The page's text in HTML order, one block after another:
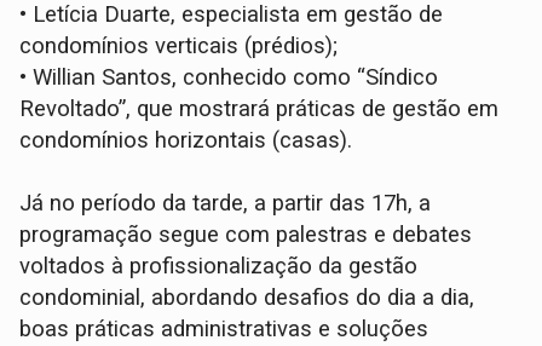
• Letícia Duarte, especialista em gestão de
condomínios verticais (prédios);
• Willian Santos, conhecido como “Síndico
Revoltado”, que mostrará práticas de gestão em
condomínios horizontais (casas).
Já no período da tarde, a partir das 17h, a
programação segue com palestras e debates
voltados à profissionalização da gestão
condominial, abordando desafios do dia a dia,
boas práticas administrativas e soluções